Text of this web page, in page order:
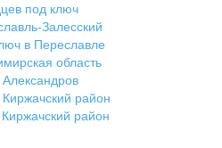
под ключ
Залесский
в Переславле
область
район
район